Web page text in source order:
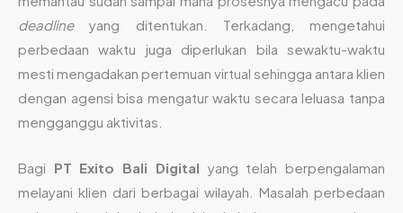
deadlineyang ditentukan. Terkadang, mengetahui
perbedaan waktu juga diperlukan bila sewaktu-waktu
mesti mengadakan pertemuan virtual sehingga antara klien
dengan agensi bisa mengatur waktu secara leluasa tanpa
mengganggu aktivitas.
Bagi PT Exito Bali Digital yang telah berpengalaman
melayani klien dari berbagai wilayah. Masalah perbedaan